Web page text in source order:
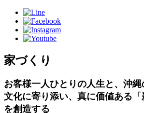
家づくり
お客様一人ひとりの人生と、沖縄
文化に寄り添い、真に価値ある「
を創造する